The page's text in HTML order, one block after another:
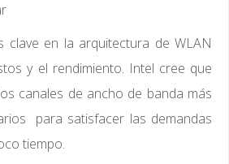
clave en la arquitectura de WLAN
y el rendimiento. Intel cree que
canales de ancho de banda más
para satisfacer las demandas
tiempo.